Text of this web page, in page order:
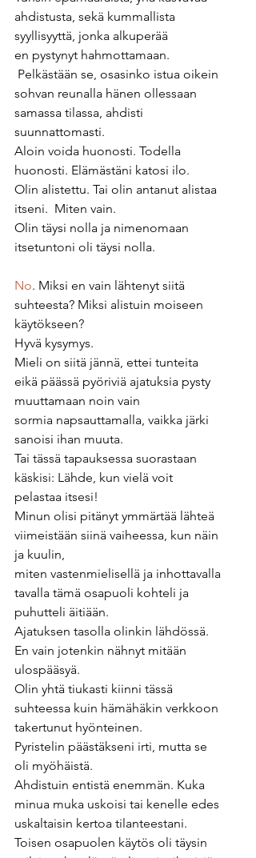
ahdistusta, sekä kummallista
syyllisyyttä, jonka alkuperää
en pystynyt hahmottamaan.
Pelkästään se, osasinko istua oikein
sohvan reunalla hänen ollessaan
samassa tilassa, ahdisti
suunnattomasti.
Aloin voida huonosti. Todella
huonosti. Elämästäni katosi ilo.
Olin alistettu. Tai olin antanut alistaa
itseni.  Miten vain.
Olin täysi nolla ja nimenomaan
itsetuntoni oli täysi nolla.
No. Miksi en vain lähtenyt siitä
suhteesta? Miksi alistuin moiseen
käytökseen?
Hyvä kysymys.
Mieli on siitä jännä, ettei tunteita
eikä päässä pyöriviä ajatuksia pysty
muuttamaan noin vain
sormia napsauttamalla, vaikka järki
sanoisi ihan muuta.
Tai tässä tapauksessa suorastaan
käskisi: Lähde, kun vielä voit
pelastaa itsesi!
Minun olisi pitänyt ymmärtää lähteä
viimeistään siinä vaiheessa, kun näin
ja kuulin,
miten vastenmielisellä ja inhottavalla
tavalla tämä osapuoli kohteli ja
puhutteli äitiään.
Ajatuksen tasolla olinkin lähdössä.
En vain jotenkin nähnyt mitään
ulospääsyä.
Olin yhtä tiukasti kiinni tässä
suhteessa kuin hämähäkin verkkoon
takertunut hyönteinen.
Pyristelin päästäkseni irti, mutta se
oli myöhäistä.
Ahdistuin entistä enemmän. Kuka
minua muka uskoisi tai kenelle edes
uskaltaisin kertoa tilanteestani.
Toisen osapuolen käytös oli täysin